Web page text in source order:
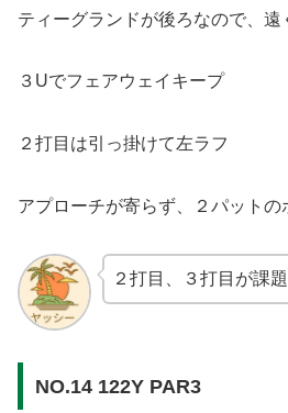
ティーグランドが後ろなので、遠
３Uでフェアウェイキープ
２打目は引っ掛けて左ラフ
アプローチが寄らず、２パットの
２打目、３打目が課題
NO.14 122Y PAR3